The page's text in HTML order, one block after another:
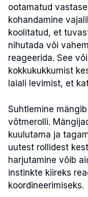
ootamatud
kohandamine
koolitatud, et
nihutada või
reageerida. See
kokkukukkumist
laiali levimist, et
Suhtlemine
võtmerolli.
kuulutama ja
uutest rollidest
harjutamine võib
instinkte kiireks
koordineerimiseks.